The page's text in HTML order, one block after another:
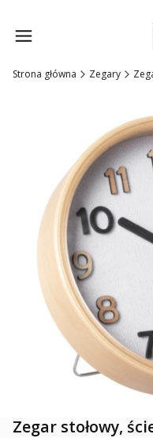
Strona główna Zegary
Zegar stołowy,